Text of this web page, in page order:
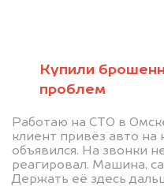
Купили
проблем
Работаю на СТО в
клиент привёз авто на
объявился. На звонки
реагировал. Машина,
Держать её здесь